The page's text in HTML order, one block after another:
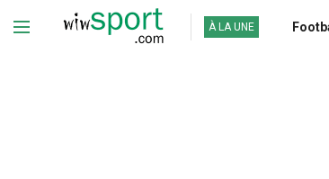
À LA UNE